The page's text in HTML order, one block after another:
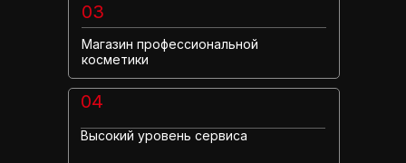
03
Магазин профессиональной
косметики
04
Высокий уровень сервиса